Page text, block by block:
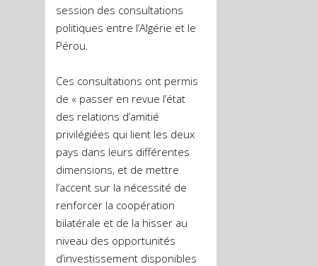
session des consultations
politiques entre l’Algérie et le
Pérou.
Ces consultations ont permis
de « passer en revue l’état
des relations d’amitié
privilégiées qui lient les deux
pays dans leurs différentes
dimensions, et de mettre
l’accent sur la nécessité de
renforcer la coopération
bilatérale et de la hisser au
niveau des opportunités
d’investissement disponibles